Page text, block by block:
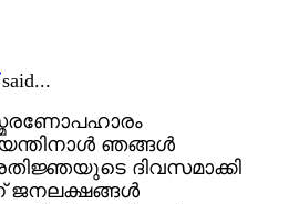
ഞങ്ങള്‍
ദിവസമാക്കി
ജനലക്ഷങ്ങള്‍